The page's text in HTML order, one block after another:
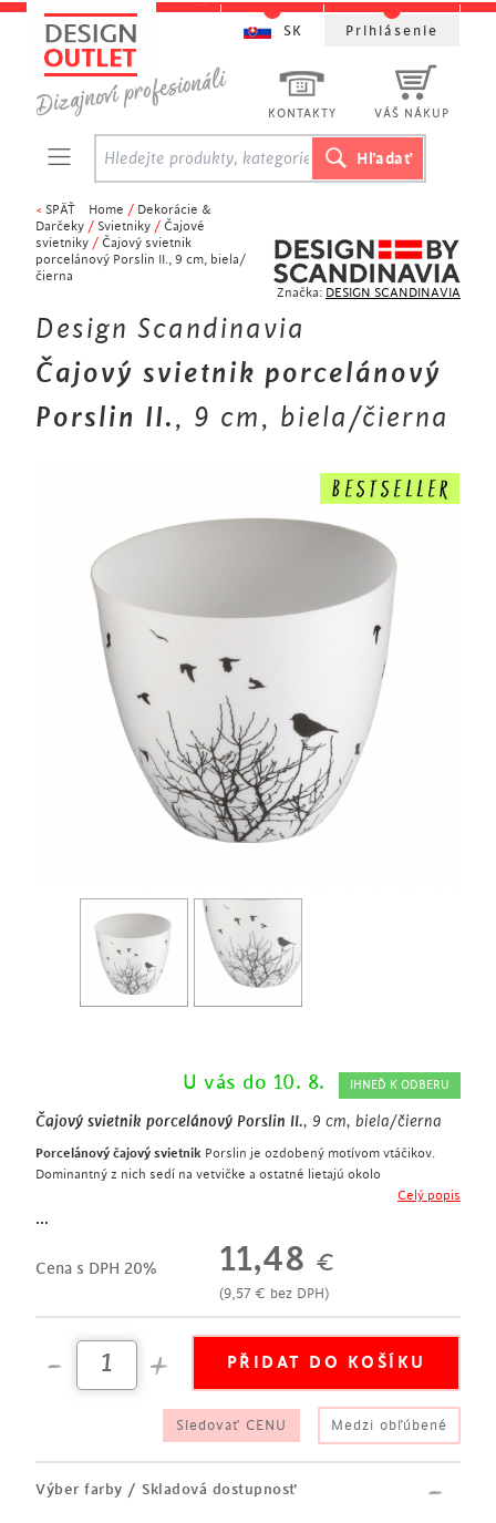
Značka: DESIGN SCANDINAVIA
< SPÄŤ Home / Dekorácie &
Darčeky / Svietniky / Čajové
svietniky / Čajový svietnik
porcelánový Porslin II., 9 cm, biela/
čierna
Design Scandinavia
Čajový svietnik porcelánový
Porslin II., 9 cm, biela/čierna
U vás do 10. 8. IHNEĎ K ODBERU
Čajový svietnik porcelánový Porslin II., 9 cm, biela/čierna
Porcelánový čajový svietnik Porslin je ozdobený motívom vtáčikov.
Dominantný z nich sedí na vetvičke a ostatné lietajú okolo
...
Celý popis
Cena s DPH 20% 11,48 €
(9,57 € bez DPH)
Sledovať CENU Medzi obľúbené
Výber farby / Skladová dostupnosť
KONTAKTY VÁŠ NÁKUP
SK Prihlásenie